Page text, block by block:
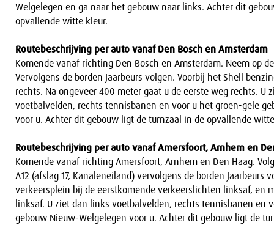
Welgelegen en ga naar het gebouw naar links. Achter dit
opvallende witte kleur.
Routebeschrijving per auto vanaf Den Bosch en Amsterdam
Komende vanaf richting Den Bosch en Amsterdam. Neem op
Vervolgens de borden Jaarbeurs volgen. Voorbij het Shell
rechts. Na ongeveer 400 meter gaat u de eerste weg rechts. U
voetbalvelden, rechts tennisbanen en voor u het groen-gele
voor u. Achter dit gebouw ligt de turnzaal in de opvallende
Routebeschrijving per auto vanaf Amersfoort, Arnhem en
Komende vanaf richting Amersfoort, Arnhem en Den Haag.
A12 (afslag 17, Kanaleneiland) vervolgens de borden Jaarbeurs
verkeersplein bij de eerstkomende verkeerslichten linksaf, en
linksaf. U ziet dan links voetbalvelden, rechts tennisbanen en
gebouw Nieuw-Welgelegen voor u. Achter dit gebouw ligt de